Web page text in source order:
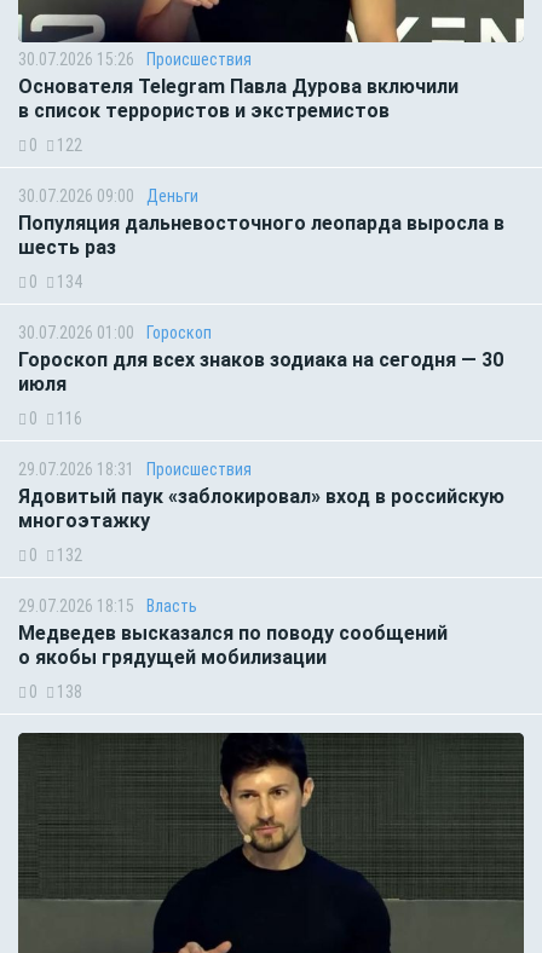
30.07.2026 15:26 Происшествия
Основателя Telegram Павла Дурова включили
в список террористов и экстремистов
0 122
30.07.2026 09:00 Деньги
Популяция дальневосточного леопарда выросла в
шесть раз
0 134
30.07.2026 01:00 Гороскоп
Гороскоп для всех знаков зодиака на сегодня — 30
июля
0 116
29.07.2026 18:31 Происшествия
Ядовитый паук «заблокировал» вход в российскую
многоэтажку
0 132
29.07.2026 18:15 Власть
Медведев высказался по поводу сообщений
о якобы грядущей мобилизации
0 138